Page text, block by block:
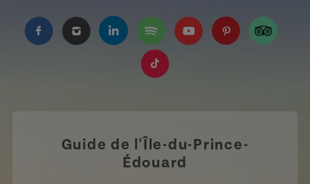
https://www.facebook.com/TourismeIPE/
https://www.instagram.com/tourismpei/
https://www.linkedin.com/
https://open.spotify.com/
Guide de l'Île-du-Prince-
Édouard